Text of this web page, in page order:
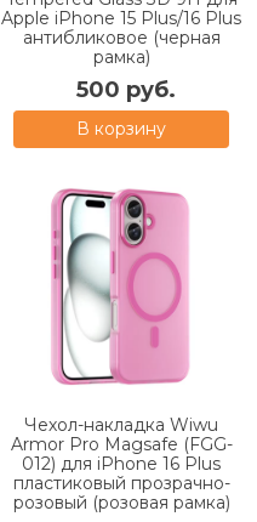
Apple iPhone 15 Plus/16 Plus
антибликовое (черная
рамка)
500 руб.
В корзину
Чехол-накладка Wiwu
Armor Pro Magsafe (FGG-
012) для iPhone 16 Plus
пластиковый прозрачно-
розовый (розовая рамка)